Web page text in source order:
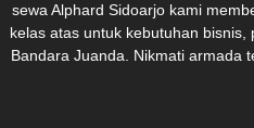
sewa Alphard Sidoarjo kami
kelas atas untuk kebutuhan
Bandara Juanda. Nikmati armada